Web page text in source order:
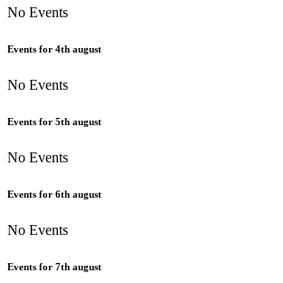
No Events
Events for 4th august
No Events
Events for 5th august
No Events
Events for 6th august
No Events
Events for 7th august